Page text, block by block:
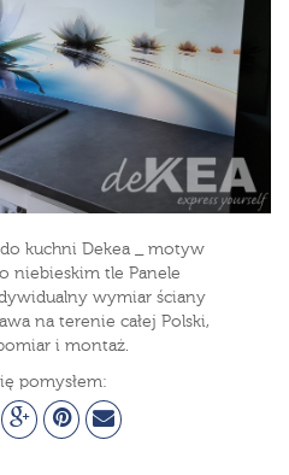
do kuchni Dekea _ motyw
niebieskim tle Panele
wymiar ściany
na terenie całej Polski,
i montaż.
pomysłem: